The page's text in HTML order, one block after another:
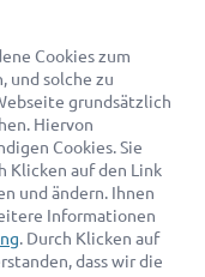
Rechtsanwalt finden
Cookies zum
und solche zu
grundsätzlich
Hiervon
Cookies. Sie
Klicken auf den Link
und ändern. Ihnen
Informationen
. Durch Klicken auf
dass wir die